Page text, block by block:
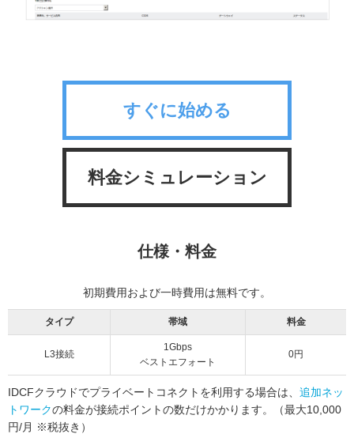
すぐに始める
料金シミュレーション
仕様・料金
初期費用および一時費用は無料です。
タイプ 帯域 料金
L3接続
1Gbps
ベストエフォート
0円
IDCFクラウドでプライベートコネクトを利用する場合は、 追加ネッ
トワークの料金が接続ポイントの数だけかかります。（最大10,000
円/月 ※税抜き）